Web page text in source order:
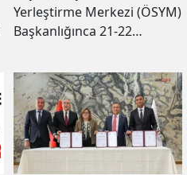
Yerleştirme Merkezi (ÖSYM)
Başkanlığınca 21-22
Yükseköğretim Kurumları
Sınavı (2025-YKS)
başvuruları bugün 23.59'da
sona erecek.